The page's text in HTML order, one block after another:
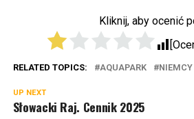
Kliknij, aby ocenić
RELATED TOPICS: AQUAPARK NIEMCY
UP NEXT
Słowacki Raj. Cennik 2025